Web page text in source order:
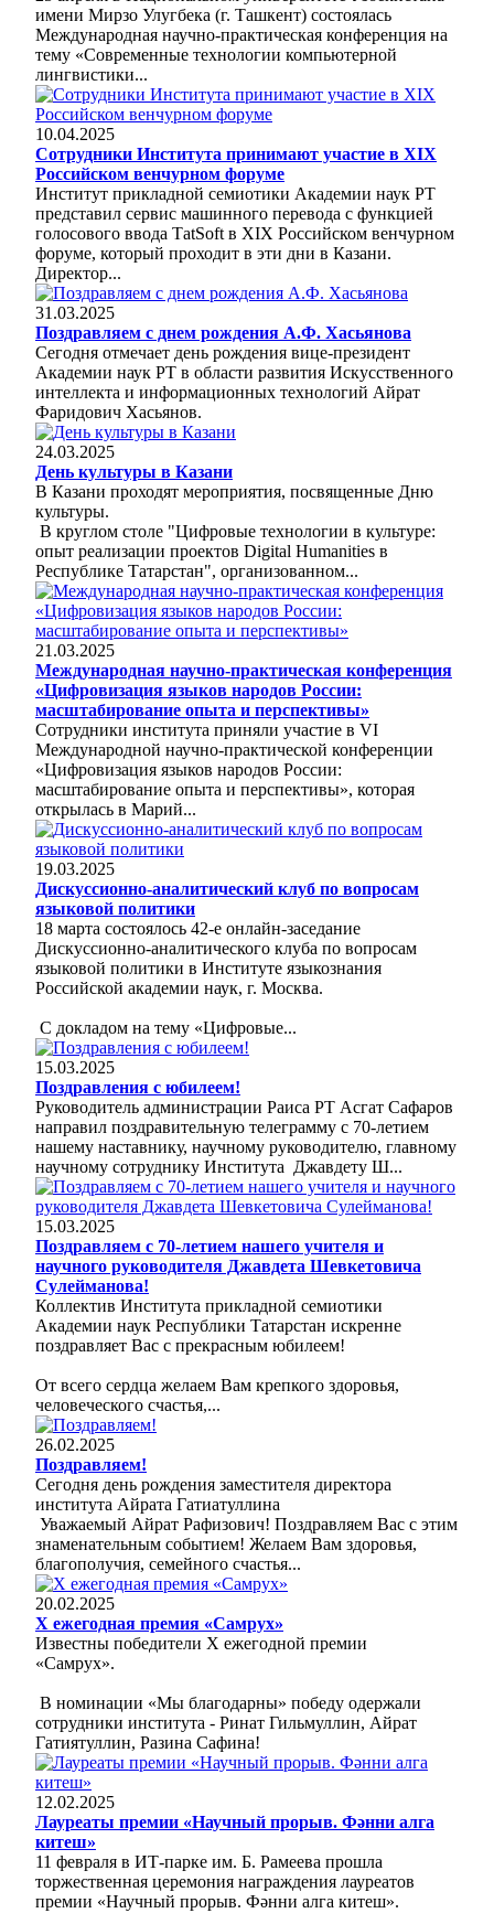
имени Мирзо Улугбека (г. Ташкент) состоялась
Международная научно-практическая конференция на
тему «Современные технологии компьютерной
лингвистики...
10.04.2025
Сотрудники Института принимают участие в XIX
Российском венчурном форуме
Институт прикладной семиотики Академии наук РТ
представил сервис машинного перевода с функцией
голосового ввода ТatSoft в XIX Российском венчурном
форуме, который проходит в эти дни в Казани.
Директор...
31.03.2025
Поздравляем с днем рождения А.Ф. Хасьянова
Сегодня отмечает день рождения вице-президент
Академии наук РТ в области развития Искусственного
интеллекта и информационных технологий Айрат
Фаридович Хасьянов.
24.03.2025
День культуры в Казани
В Казани проходят мероприятия, посвященные Дню
культуры.
В круглом столе "Цифровые технологии в культуре:
опыт реализации проектов Digital Humanities в
Республике Татарстан", организованном...
21.03.2025
Международная научно-практическая конференция
«Цифровизация языков народов России:
масштабирование опыта и перспективы»
Сотрудники института приняли участие в VI
Международной научно-практической конференции
«Цифровизация языков народов России:
масштабирование опыта и перспективы», которая
открылась в Марий...
19.03.2025
Дискуссионно-аналитический клуб по вопросам
языковой политики
18 марта состоялось 42-е онлайн-заседание
Дискуссионно-аналитического клуба по вопросам
языковой политики в Институте языкознания
Российской академии наук, г. Москва.
С докладом на тему «Цифровые...
15.03.2025
Поздравления с юбилеем!
Руководитель администрации Раиса РТ Асгат Сафаров
направил поздравительную телеграмму с 70-летием
нашему наставнику, научному руководителю, главному
научному сотруднику Института Джавдету Ш...
15.03.2025
Поздравляем с 70-летием нашего учителя и
научного руководителя Джавдета Шевкетовича
Сулейманова!
Коллектив Института прикладной семиотики
Академии наук Республики Татарстан искренне
поздравляет Вас с прекрасным юбилеем!
От всего сердца желаем Вам крепкого здоровья,
человеческого счастья,...
26.02.2025
Поздравляем!
Сегодня день рождения заместителя директора
института Айрата Гатиатуллина
Уважаемый Айрат Рафизович! Поздравляем Вас с этим
знаменательным событием! Желаем Вам здоровья,
благополучия, семейного счастья...
20.02.2025
Х ежегодная премия «Самрух»
Известны победители Х ежегодной премии
«Самрух».
В номинации «Мы благодарны» победу одержали
сотрудники института - Ринат Гильмуллин, Айрат
Гатиятуллин, Разина Сафина!
12.02.2025
Лауреаты премии «Научный прорыв. Фәнни алга
китеш»
11 февраля в ИТ-парке им. Б. Рамеева прошла
торжественная церемония награждения лауреатов
премии «Научный прорыв. Фәнни алга китеш».